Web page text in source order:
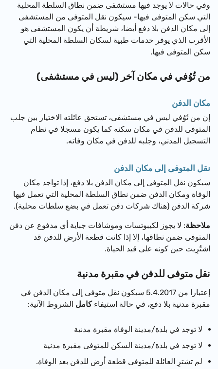
وفي حالات لا يوجد فيها مستشفى ضمن نطاق السلطة المحلية
التي سكن المتوفى فيها- سيكون نقل المتوفى من المستشفى
إلى مكان الدفن بلا دفع أيضا، شريطة أن يكون المستشفى هو
الأقرب الذي يوفر خدمات طبية لسكان السلطة المحلية التي
سكن المتوفى فيها.
من تُوُفي في مكان آخر (ليس في مستشفى)
مكان الدفن
إن من تُوُفي ليس في مستشفى، تستحق عائلته الاختيار بين جلب
المتوفى للدفن في مكان سكنه كما يكون مسجلا في نظام
التسجيل المدني، وجلبه للدفن في مكان وفاته.
نقل المتوفى إلى مكان الدفن
سيكون نقل المتوفى إلى مكان الدفن بلا دفع، إذا تواجد مكان
الوفاة ومكان الدفن ضمن نطاق السلطة المحلية التي تعمل فيها
شركة الدفن (هناك شركات دفن تعمل في بضع سلطات محلية).
ملاحظة: لا يجوز لكيبوتسات وموشافات جباية أي مدفوع عن دفن
المتوفى ضمن نطاقها، إلا إذا كانت قطعة الأرض للدفن قد
اشتُرِيت حين كونه على قيد الحياة.
نقل متوفى للدفن في مقبرة مدنية
إعتبارا من 5.4.2017 سيكون نقل متوفى إلى مكان الدفن في
مقبرة مدنية بلا دفع، في حالة استيفاءكاملالشروط الآتية:
لا توجد في بلدة/مدينة الوفاة مقبرة مدنية
لا توجد في بلدة/مدينة السكن للمتوفى مقبرة مدنية
لم تشترِ العائلة للمتوفى قطعة أرض للدفن بعد الوفاة.